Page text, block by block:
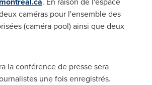
caméras pour l'ensemble des
(caméra pool) ainsi que deux
la conférence de presse sera
une fois enregistrés.